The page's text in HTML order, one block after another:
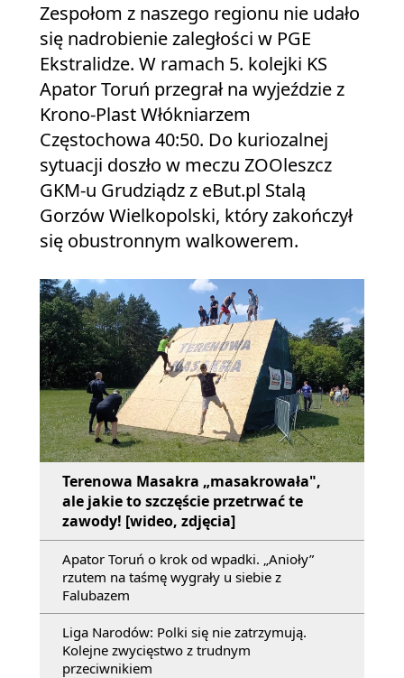
Zespołom z naszego regionu nie udało
się nadrobienie zaległości w PGE
Ekstralidze. W ramach 5. kolejki KS
Apator Toruń przegrał na wyjeździe z
Krono-Plast Włókniarzem
Częstochowa 40:50. Do kuriozalnej
sytuacji doszło w meczu ZOOleszcz
GKM-u Grudziądz z eBut.pl Stalą
Gorzów Wielkopolski, który zakończył
się obustronnym walkowerem.
Terenowa Masakra „masakrowała",
ale jakie to szczęście przetrwać te
zawody! [wideo, zdjęcia]
Apator Toruń o krok od wpadki. „Anioły”
rzutem na taśmę wygrały u siebie z
Falubazem
Liga Narodów: Polki się nie zatrzymują.
Kolejne zwycięstwo z trudnym
przeciwnikiem